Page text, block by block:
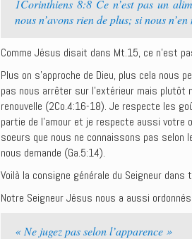
1Corinthiens 8:8 Ce n’est pas un
nous n’avons rien de plus; si nous
Comme Jésus disait dans Mt.15, ce n’est
Plus on s’approche de Dieu, plus cela
pas nous arrêter sur l’extérieur mais plutôt
renouvelle (2Co.4:16-18). Je respecte les
partie de l’amour et je respecte aussi
soeurs que nous ne connaissons pas selon
nous demande (Ga.5:14).
Voilà la consigne générale du Seigneur
Notre Seigneur Jésus nous a aussi
« Ne jugez pas selon l’apparence »